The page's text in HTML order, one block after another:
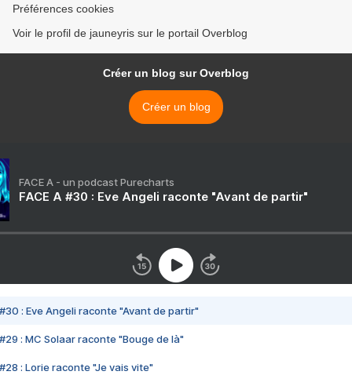
Préférences cookies
Voir le profil de jauneyris sur le portail Overblog
Créer un blog sur Overblog
Créer un blog
FACE A - un podcast Purecharts
FACE A #30 : Eve Angeli raconte "Avant de partir"
#30 : Eve Angeli raconte "Avant de partir"
#29 : MC Solaar raconte "Bouge de là"
#28 : Lorie raconte "Je vais vite"